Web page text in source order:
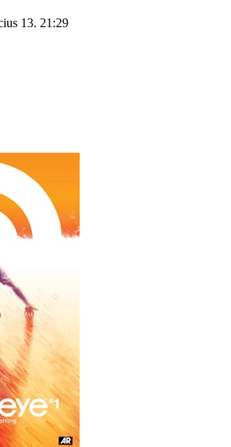
13. 21:29